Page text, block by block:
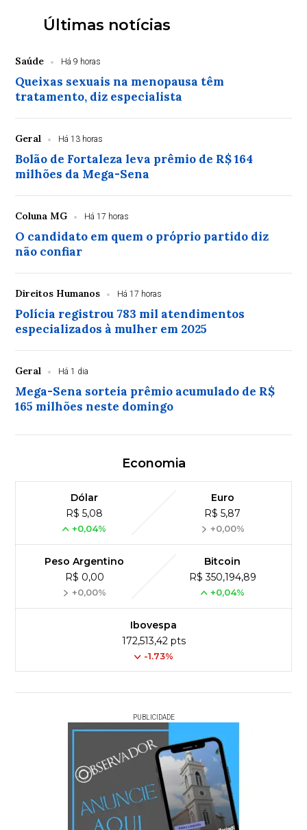
Últimas notícias
Saúde Há 9 horas
Queixas sexuais na menopausa têm
tratamento, diz especialista
Geral Há 13 horas
Bolão de Fortaleza leva prêmio de R$ 164
milhões da Mega-Sena
Coluna MG Há 17 horas
O candidato em quem o próprio partido diz
não confiar
Direitos Humanos Há 17 horas
Polícia registrou 783 mil atendimentos
especializados à mulher em 2025
Geral Há 1 dia
Mega-Sena sorteia prêmio acumulado de R$
165 milhões neste domingo
Economia
Dólar
R$ 5,08
+0,04%
Euro
R$ 5,87
+0,00%
Peso Argentino
R$ 0,00
+0,00%
Bitcoin
R$ 350,194,89
+0,04%
Ibovespa
172,513,42 pts
-1.73%
PUBLICIDADE